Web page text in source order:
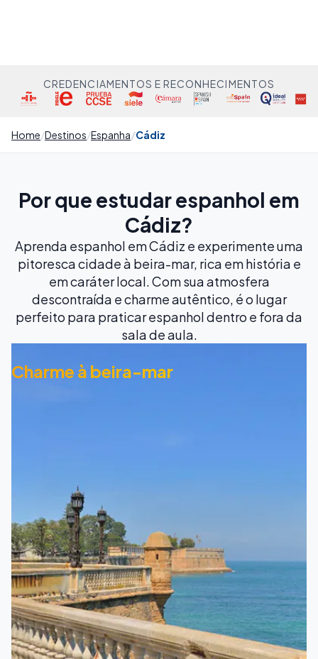
CREDENCIAMENTOS E RECONHECIMENTOS
Home Destinos Espanha Cádiz
Por que estudar espanhol em
Cádiz?
Aprenda espanhol em Cádiz e experimente uma
pitoresca cidade à beira-mar, rica em história e
em caráter local. Com sua atmosfera
descontraída e charme autêntico, é o lugar
perfeito para praticar espanhol dentro e fora da
sala de aula.
Charme à beira-mar